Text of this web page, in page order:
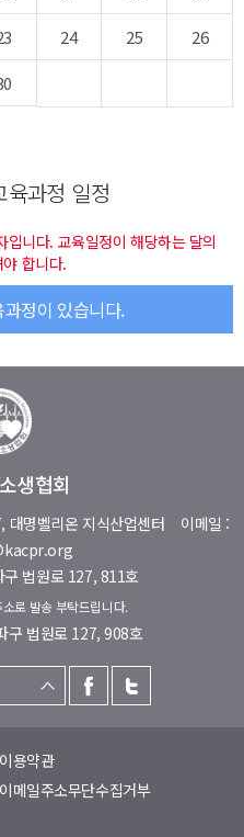
24 25
26
육과정 일정
니다. 교육일정이 해당하는 달의
합니다.
정이 있습니다.
생협회
대명벨리온 지식산업센터 이메일 :
구 법원로 127, 811호
로 발송 부탁드립니다.
구 법원로 127, 908호
이용약관
이메일주소무단수집거부